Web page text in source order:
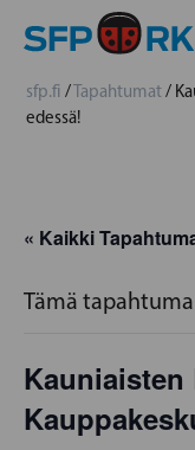
sfp.fi /Tapahtumat/
edessä!
« Kaikki
Tämä
Kauniaisten